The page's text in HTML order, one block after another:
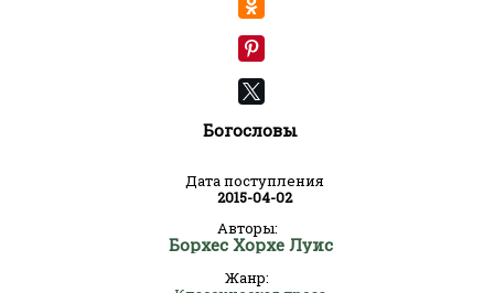
Богословы
Дата поступления
2015-04-02
Авторы:
Борхес Хорхе Луис
Жанр: